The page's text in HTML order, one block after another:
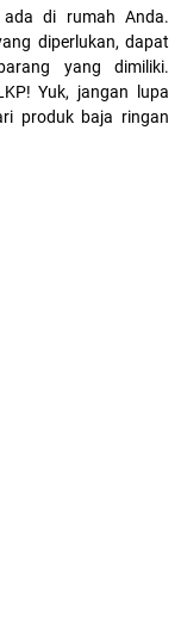
di rumah Anda.
diperlukan, dapat
yang dimiliki.
Yuk, jangan lupa
produk baja ringan